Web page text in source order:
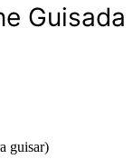
Guisada
guisar)